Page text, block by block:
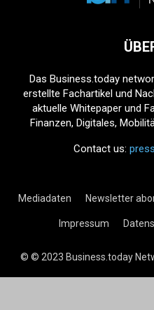
Das Business.today
erstellte Fachartikel und
aktuelle Whitepaper und
Finanzen, Digitales,
Contact us:
Mediadaten Newsletter
Impressum
© © 2023 Business.today